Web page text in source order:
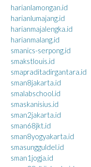
harianlamongan.id
harianlumajang.id
harianmajalengka.id
harianmalang.id
smanics-serpong.id
smakstlouis.id
smapraditadirgantara.id
sman8jakarta.id
smalabschool.id
smaskanisius.id
sman2jakarta.id
sman68jkt.id
sman8yogyakarta.id
smasungguldel.id
sman1jogja.id